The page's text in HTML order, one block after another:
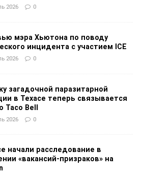
2026 0
мэра Хьютона по поводу
инцидента с участием ICE
2026 0
загадочной паразитарной
в Техасе теперь связывается
Taco Bell
2026 0
начали расследование в
«вакансий-призраков» на